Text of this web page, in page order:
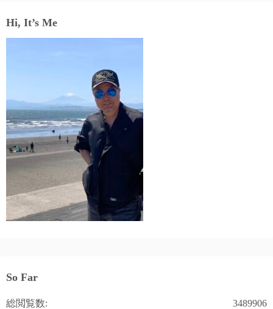
Hi, It’s Me
So Far
3489906
総閲覧数: